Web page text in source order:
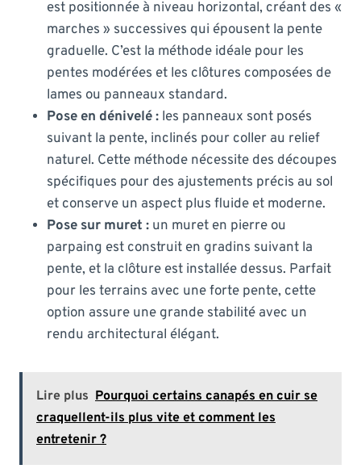
est positionnée à niveau horizontal, créant des «
marches » successives qui épousent la pente
graduelle. C’est la méthode idéale pour les
pentes modérées et les clôtures composées de
lames ou panneaux standard.
Pose en dénivelé : les panneaux sont posés
suivant la pente, inclinés pour coller au relief
naturel. Cette méthode nécessite des découpes
spécifiques pour des ajustements précis au sol
et conserve un aspect plus fluide et moderne.
Pose sur muret : un muret en pierre ou
parpaing est construit en gradins suivant la
pente, et la clôture est installée dessus. Parfait
pour les terrains avec une forte pente, cette
option assure une grande stabilité avec un
rendu architectural élégant.
Lire plus Pourquoi certains canapés en cuir se
craquellent-ils plus vite et comment les
entretenir ?